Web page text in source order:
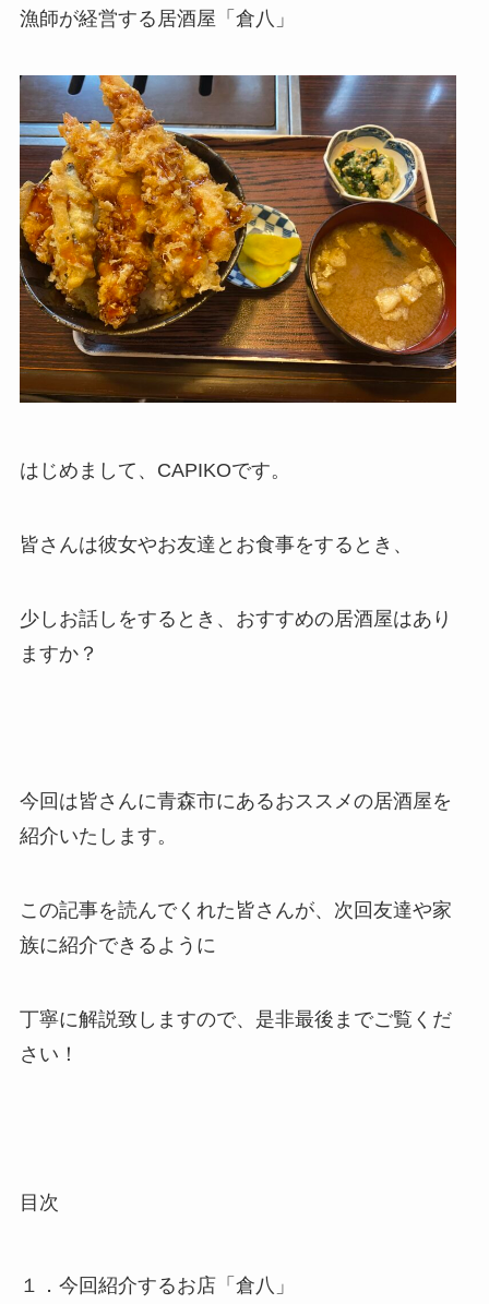
漁師が経営する居酒屋「倉八」
はじめまして、CAPIKOです。
皆さんは彼女やお友達とお食事をするとき、
少しお話しをするとき、おすすめの居酒屋はあり
ますか？
今回は皆さんに青森市にあるおススメの居酒屋を
紹介いたします。
この記事を読んでくれた皆さんが、次回友達や家
族に紹介できるように
丁寧に解説致しますので、是非最後までご覧くだ
さい！
目次
１．今回紹介するお店「倉八」